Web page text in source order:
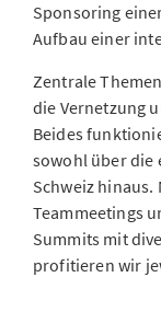
Sponsoring
Aufbau einer
Zentrale
die Vernetzung
Beides
sowohl über die
Schweiz hinaus.
Teammeetings
Summits mit
profitieren wir